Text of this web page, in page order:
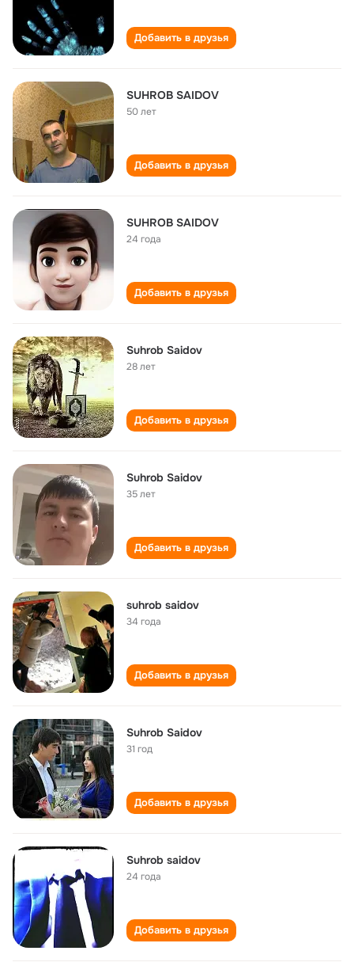
Добавить в друзья
SUHROB SAIDOV
50 лет
Добавить в друзья
SUHROB SAIDOV
24 года
Добавить в друзья
Suhrob Saidov
28 лет
Добавить в друзья
Suhrob Saidov
35 лет
Добавить в друзья
suhrob saidov
34 года
Добавить в друзья
Suhrob Saidov
31 год
Добавить в друзья
Suhrob saidov
24 года
Добавить в друзья